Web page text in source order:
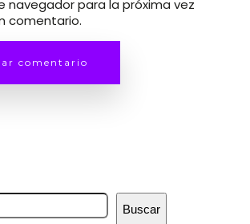
navegador para la próxima vez
comentario.
Buscar